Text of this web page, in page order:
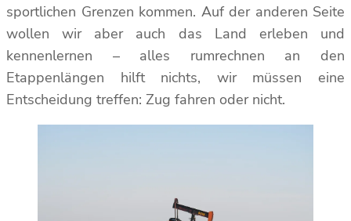
sportlichen Grenzen kommen. Auf der anderen Seite
wollen wir aber auch das Land erleben und
kennenlernen – alles rumrechnen an den
Etappenlängen hilft nichts, wir müssen eine
Entscheidung treffen: Zug fahren oder nicht.